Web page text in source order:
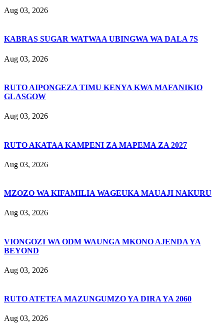
Aug 03, 2026
KABRAS SUGAR WATWAA UBINGWA WA DALA 7S
Aug 03, 2026
RUTO AIPONGEZA TIMU KENYA KWA MAFANIKIO
GLASGOW
Aug 03, 2026
RUTO AKATAA KAMPENI ZA MAPEMA ZA 2027
Aug 03, 2026
MZOZO WA KIFAMILIA WAGEUKA MAUAJI NAKURU
Aug 03, 2026
VIONGOZI WA ODM WAUNGA MKONO AJENDA YA
BEYOND
Aug 03, 2026
RUTO ATETEA MAZUNGUMZO YA DIRA YA 2060
Aug 03, 2026